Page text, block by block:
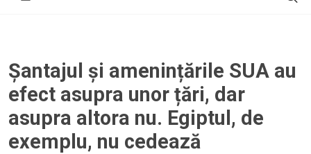
Șantajul și amenințările SUA au
efect asupra unor țări, dar
asupra altora nu. Egiptul, de
exemplu, nu cedează